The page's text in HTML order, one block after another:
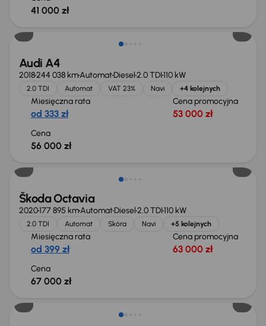
41 000 zł
Audi A4
2018244 038 kmAutomatDiesel2.0 TDI110 kW
2.0 TDI Automat VAT 23% Navi +4 kolejnych
Miesięczna rata
od 333 zł
Cena promocyjna
53 000 zł
Cena
56 000 zł
Škoda Octavia
2020177 895 kmAutomatDiesel2.0 TDI110 kW
2.0 TDI Automat Skóra Navi +5 kolejnych
Miesięczna rata
od 399 zł
Cena promocyjna
63 000 zł
Cena
67 000 zł